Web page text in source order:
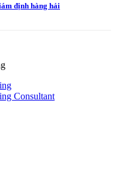
định hàng hải
Consultant